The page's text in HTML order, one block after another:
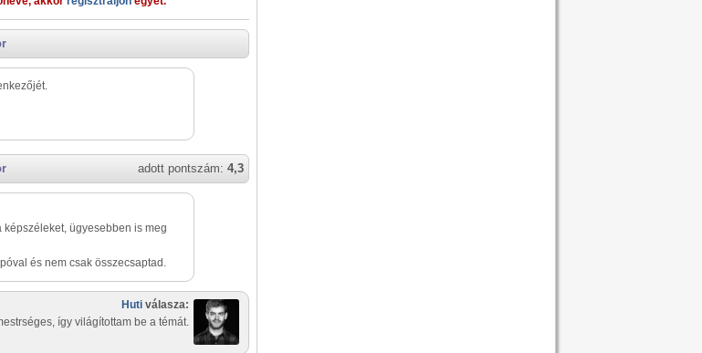
adott pontszám: 4,3
ügyesebben is meg
és nem csak összecsaptad.
Huti válasza:
így világítottam be a témát.